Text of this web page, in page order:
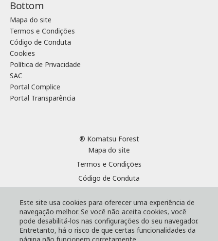
Bottom
Mapa do site
Termos e Condições
Código de Conduta
Cookies
Política de Privacidade
SAC
Portal Complice
Portal Transparência
® Komatsu Forest
Mapa do site
Termos e Condições
Código de Conduta
Política de Privacidade
SAC
Portal Complice
Este site usa cookies para oferecer uma experiência de
navegação melhor. Se você não aceita cookies, você
pode desabilitá-los nas configurações do seu navegador.
Entretanto, há o risco de que certas funcionalidades da